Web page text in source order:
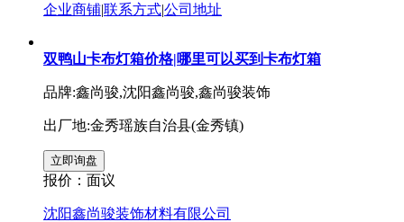
企业商铺|联系方式|公司地址
双鸭山卡布灯箱价格|哪里可以买到卡布灯箱
品牌:鑫尚骏,沈阳鑫尚骏,鑫尚骏装饰
出厂地:金秀瑶族自治县(金秀镇)
报价： 面议
沈阳鑫尚骏装饰材料有限公司